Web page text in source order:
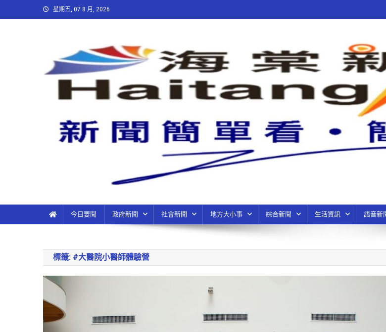
星期五, 07 8 月, 2026
今日要聞 政府新聞 社會新聞 地方大小事 綜合新聞 生活資訊 語音新
標籤: #大醫院小醫師體驗營